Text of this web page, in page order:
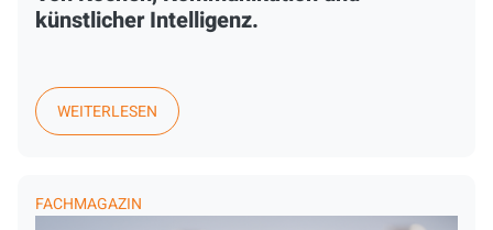
künstlicher Intelligenz.
WEITERLESEN
FACHMAGAZIN